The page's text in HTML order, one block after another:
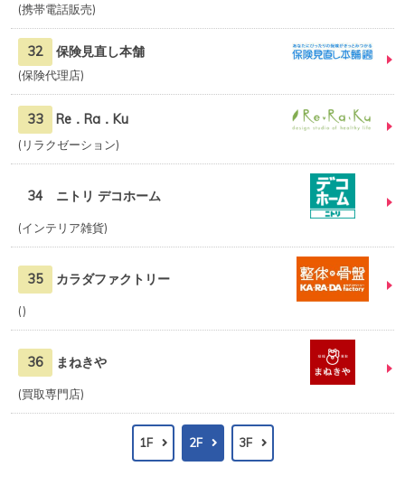
携帯電話販売
32 保険見直し本舗
保険代理店
33 Re．Ra．Ku
リラクゼーション
34 ニトリ デコホーム
インテリア雑貨
35 カラダファクトリー
36 まねきや
買取専門店
1F 2F 3F